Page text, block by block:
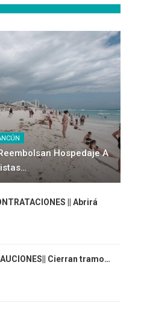
Hospedaje A
|| Abrirá
Cierran tramo…